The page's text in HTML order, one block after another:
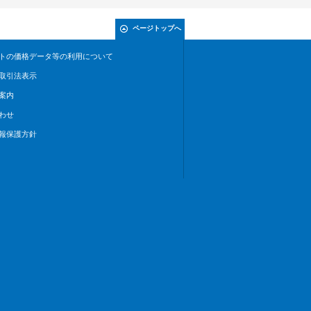
ページトップへ
の価格データ等の利用について
引法表示
内
せ
保護方針